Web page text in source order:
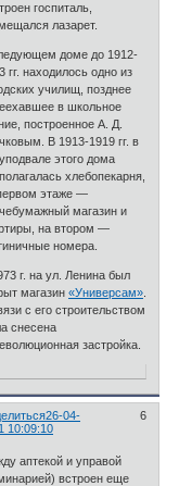
госпиталь,
лазарет.
доме до 1912-
гг. находилось одно из
училищ, позднее
в школьное
построенное А. Д.
В 1913-1919 гг. в
этого дома
хлебопекарня,
этаже —
магазин и
на втором —
номера.
г. на ул. Ленина был
магазин«Универсам».
с его строительством
снесена
застройка.
6
26-04-
10:09:10
аптекой и управой
встроен еще